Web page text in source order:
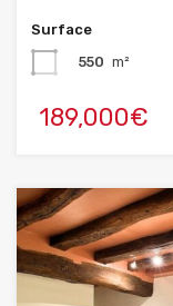
Surface
550 m²
189,000€